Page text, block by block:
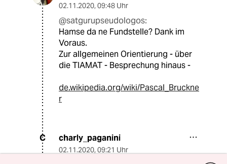
02.11.2020, 09:48 Uhr
@satgurupseudologos:
Hamse da ne Fundstelle? Dank im
Voraus.
Zur allgemeinen Orientierung - über
die TIAMAT - Besprechung hinaus -
de.wikipedia.org/wiki/Pascal_Bruckne
r
C charly_paganini
02.11.2020, 09:21 Uhr